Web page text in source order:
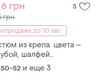
грн 5
грн
до 10 авг.
из крепа. цвета –
шалфей
бежевый,
❤️размеры:
50-52 и еще 3